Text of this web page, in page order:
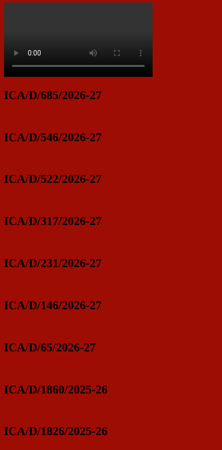
ICA/D/685/2026-27
ICA/D/546/2026-27
ICA/D/522/2026-27
ICA/D/317/2026-27
ICA/D/231/2026-27
ICA/D/146/2026-27
ICA/D/65/2026-27
ICA/D/1860/2025-26
ICA/D/1826/2025-26